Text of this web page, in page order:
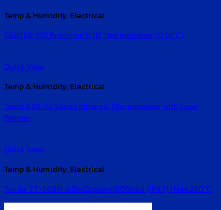
Temp & Humidity, Electrical
CENTER 375 Precision RTD Thermometer (0.01°C)
Quick View
Temp & Humidity, Electrical
Testo 830-Tx Series Infrared Thermometer with Laser
Pointer
Quick View
Temp & Humidity, Electrical
Tanita TT-508N เครื่องวัดอุณหภูมิดิจิตอล (IPX7) | Max.250℃